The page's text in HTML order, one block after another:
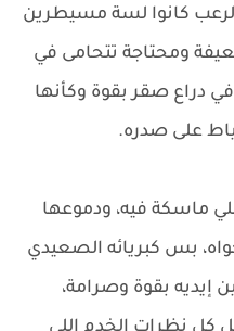
كانوا لسة مسيطرين
ومحتاجة تتحامى في
صقر بقوة وكأنها
على صدره.
ماسكة فيه، ودموعها
بس كبريائه الصعيدي
بقوة وصرامة،